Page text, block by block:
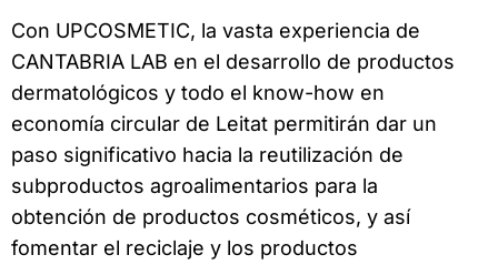
Con UPCOSMETIC, la vasta experiencia de
CANTABRIA LAB en el desarrollo de productos
dermatológicos y todo el know-how en
economía circular de Leitat permitirán dar un
paso significativo hacia la reutilización de
subproductos agroalimentarios para la
obtención de productos cosméticos, y así
fomentar el reciclaje y los productos